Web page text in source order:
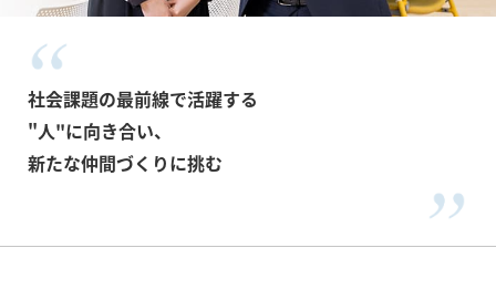
社会課題の最前線で活躍する
"人"に向き合い、
新たな仲間づくりに挑む